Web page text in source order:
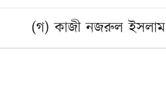
(গ) কাজী নজরুল ইসলাম